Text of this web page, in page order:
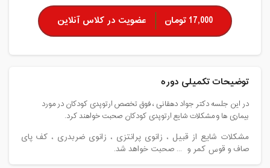
17,000 تومان عضویت در کلاس آنلاین
توضیحات تکمیلی دوره
در این جلسه دکتر جواد دهقانی ، فوق تخصص ارتوپدی کودکان در مورد
بیماری ها و مشکلات شایع ارتوپدی کودکان صحبت خواهند کرد.
مشکلات شایع از قبیل ، زانوی پرانتزی ، زانوی ضربدری ، کف پای
صاف و قوس کمر و ... صحبت خواهد شد.